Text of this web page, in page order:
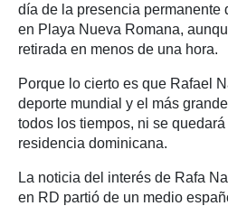
día de la presencia permanente
en Playa Nueva Romana,
retirada en menos de una hora.
Porque lo cierto es que Rafael
deporte mundial y el más
todos los tiempos, ni se
residencia dominicana.
La noticia del interés de Rafa
en RD partió de un medio